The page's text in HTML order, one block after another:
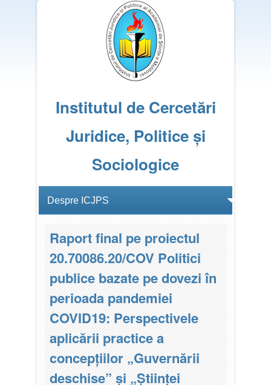
Institutul de Cercetări
Juridice, Politice și
Sociologice
Raport final pe proiectul
20.70086.20/COV Politici
publice bazate pe dovezi în
perioada pandemiei
COVID19: Perspectivele
aplicării practice a
concepțiilor „Guvernării
deschise” și „Științei